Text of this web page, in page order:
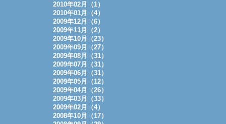
2010年02月（1）
2010年01月（4）
2009年12月（6）
2009年11月（2）
2009年10月（23）
2009年09月（27）
2009年08月（31）
2009年07月（31）
2009年06月（31）
2009年05月（12）
2009年04月（26）
2009年03月（33）
2009年02月（4）
2008年10月（17）